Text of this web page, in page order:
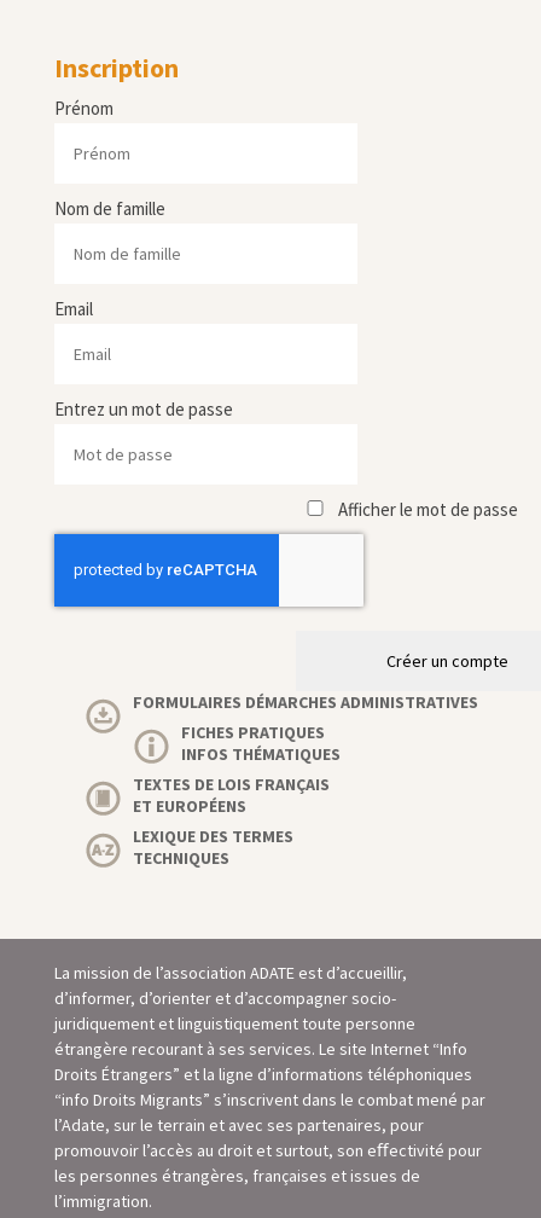
Inscription
Prénom
Nom de famille
Email
Entrez un mot de passe
Afficher le mot de passe
Créer un compte
FORMULAIRES DÉMARCHES ADMINISTRATIVES
FICHES PRATIQUES
INFOS THÉMATIQUES
TEXTES DE LOIS FRANÇAIS
ET EUROPÉENS
LEXIQUE DES TERMES
TECHNIQUES
La mission de l’association ADATE est d’accueillir,
d’informer, d’orienter et d’accompagner socio-
juridiquement et linguistiquement toute personne
étrangère recourant à ses services. Le site Internet “Info
Droits Étrangers” et la ligne d’informations téléphoniques
“info Droits Migrants” s’inscrivent dans le combat mené par
l’Adate, sur le terrain et avec ses partenaires, pour
promouvoir l’accès au droit et surtout, son eﬀectivité pour
les personnes étrangères, françaises et issues de
l’immigration.